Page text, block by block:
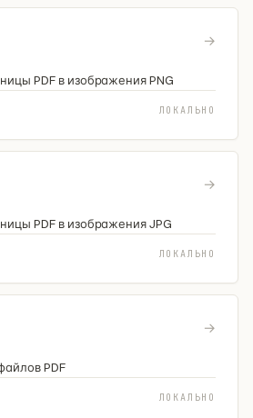
→
PDF в изображения PNG
ЛОКАЛЬНО
→
PDF в изображения JPG
ЛОКАЛЬНО
→
PDF
ЛОКАЛЬНО